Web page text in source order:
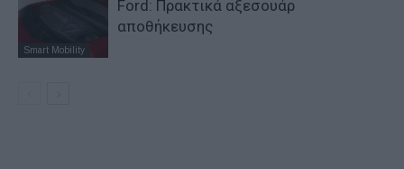
Smart Mobility
Ford: Πρακτικά αξεσουάρ
αποθήκευσης